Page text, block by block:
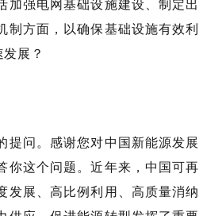
加强电网基础设施建设、制定出
制方面，以确保基础设施有效利
展？
提问。感谢您对中国新能源发展
你这个问题。近年来，中国可再
发展、高比例利用、高质量消纳